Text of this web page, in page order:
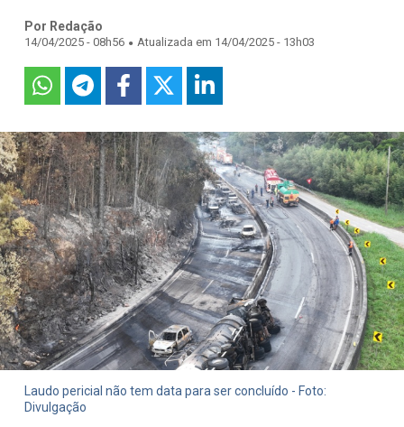
Por Redação
14/04/2025 - 08h56 . Atualizada em 14/04/2025 - 13h03
Laudo pericial não tem data para ser concluído - Foto:
Divulgação